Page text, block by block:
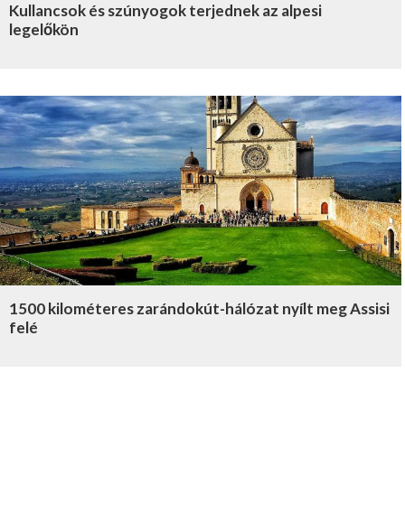
Kullancsok és szúnyogok terjednek az alpesi
legelőkön
1500 kilométeres zarándokút-hálózat nyílt meg Assisi
felé